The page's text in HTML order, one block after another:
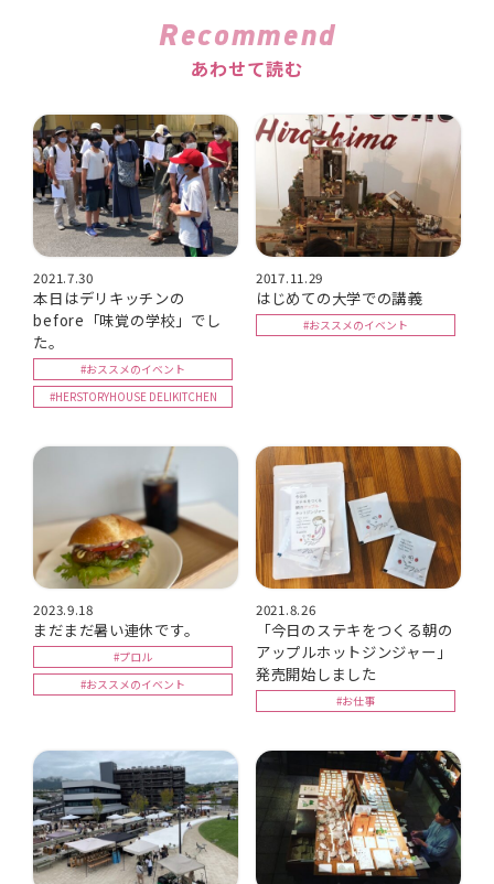
Recommend
あわせて読む
2021.7.30
本日はデリキッチンの
before「味覚の学校」でし
た。
#おススメのイベント
#HERSTORYHOUSE DELIKITCHEN
2017.11.29
はじめての大学での講義
#おススメのイベント
2023.9.18
まだまだ暑い連休です。
#プロル
#おススメのイベント
2021.8.26
「今日のステキをつくる朝の
アップルホットジンジャー」
発売開始しました
#お仕事